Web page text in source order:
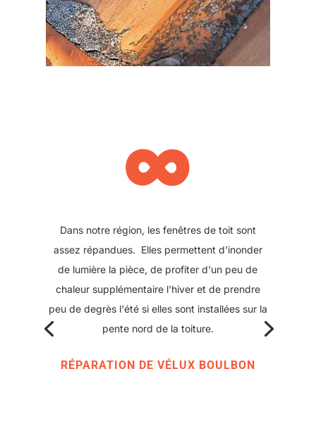
∞
maçonnée. En briques, parpaings ou encore sur
structure bois / lattes / plâtre, ils peuvent lors
d'une rénovation du bâtiment, être remplacés
par une fenêtre de toit. Initialement conçu en
fonte, leur changement permet d'alléger la
charpente, tout en bénéficiant par la suite du
confort d'une motorisation distante.